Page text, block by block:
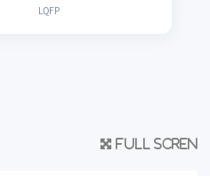
LQFP
Full scren